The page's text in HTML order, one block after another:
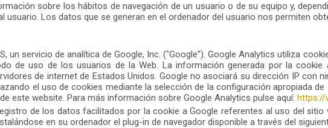
sobre los hábitos de navegación de un usuario o de su equipo y,
usuario. Los datos que se generan en el ordenador del usuario nos permiten
un servicio de analítica de Google, Inc. ("Google"). Google Analytics utiliza
de uso de los usuarios de la Web. La información generada por la
de internet de Estados Unidos. Google no asociará su dirección IP con
el uso de cookies mediante la selección de la configuración apropiada
este website. Para más información sobre Google Analytics pulse aquí: https://
de los datos facilitados por la cookie a Google referentes al uso del
en su ordenador el plug-in de navegador disponible a través del